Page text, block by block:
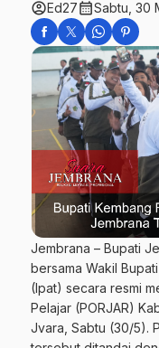
account_circleEd27calendar_monthSabtu, 30
Jembrana – Bupati
bersama Wakil
(Ipat) secara resmi
Pelajar (PORJAR)
Jvara, Sabtu (30/5).